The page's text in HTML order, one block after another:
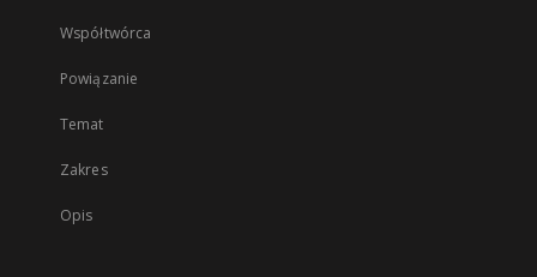
Współtwórca
Powiązanie
Temat
Zakres
Opis